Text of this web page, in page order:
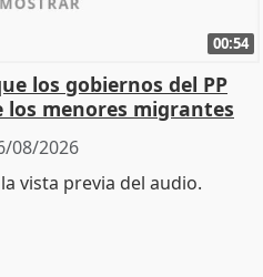
00:54
los gobiernos del PP
menores migrantes
08/2026